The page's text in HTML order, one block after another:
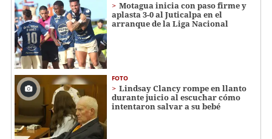
Motagua inicia con paso firme y
aplasta 3-0 al Juticalpa en el
arranque de la Liga Nacional
FOTO
Lindsay Clancy rompe en llanto
durante juicio al escuchar cómo
intentaron salvar a su bebé